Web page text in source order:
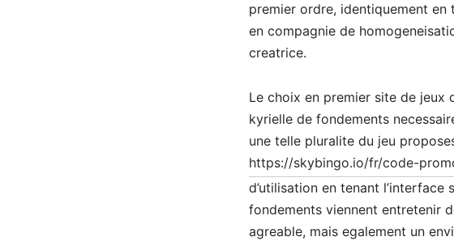
premier ordre, identiquement
en compagnie de
creatrice.
Le choix en premier site de jeux
kyrielle de fondements
une telle pluralite du jeu
https://skybingo.io/fr/code-
d’utilisation en tenant
fondements viennent entretenir
agreable, mais egalement un